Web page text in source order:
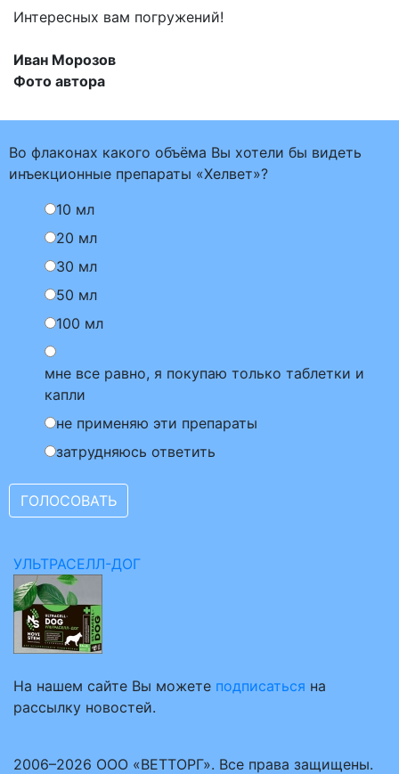
Интересных вам погружений!
Иван Морозов
Фото автора
Во флаконах какого объёма Вы хотели бы видеть
инъекционные препараты «Хелвет»?
10 мл
20 мл
30 мл
50 мл
100 мл
мне все равно, я покупаю только таблетки и
капли
не применяю эти препараты
затрудняюсь ответить
УЛЬТРАСЕЛЛ-ДОГ
На нашем сайте Вы можете подписаться на
рассылку новостей.
2006–2026 ООО «ВЕТТОРГ». Все права защищены.